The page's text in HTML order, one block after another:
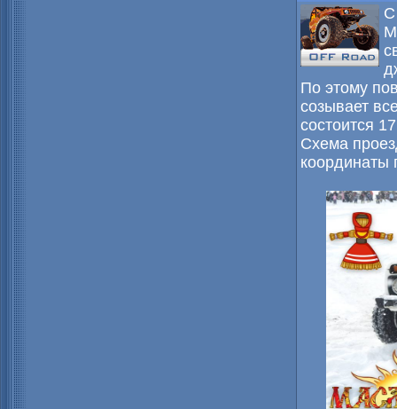
С
По этому
созывает
состоится
Схема
координаты